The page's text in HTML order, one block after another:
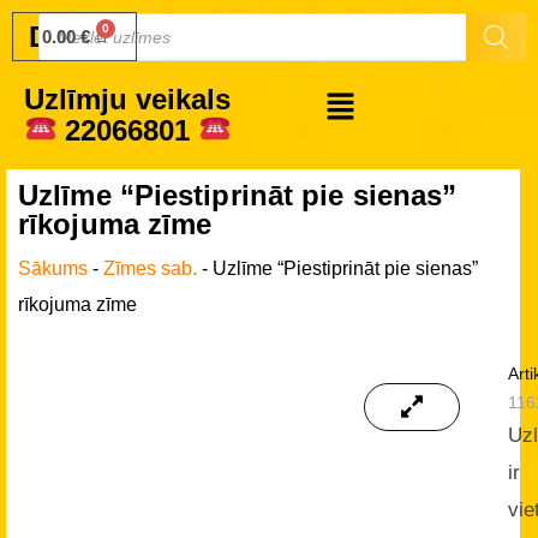
Druku.lv
0.00€
Uzlīmju veikals
22066801
Uzlīme “Piestiprināt pie sienas”
rīkojuma zīme
Sākums - Zīmes sab. - Uzlīme “Piestiprināt pie sienas”
rīkojuma zīme
ir